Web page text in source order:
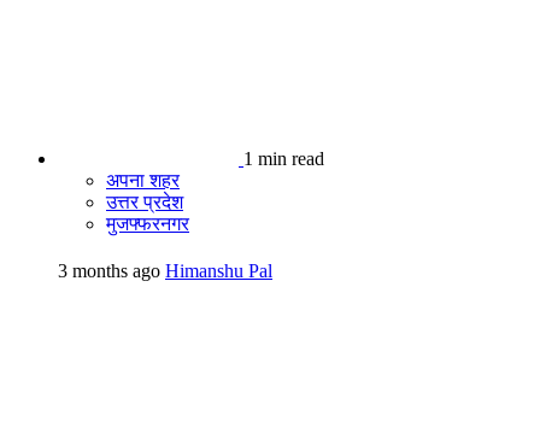
1 min read
अपना शहर
उत्तर प्रदेश
मुजफ्फरनगर
3 months ago Himanshu Pal